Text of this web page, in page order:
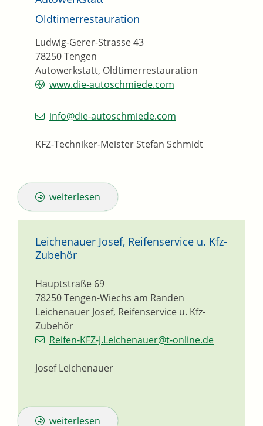
Oldtimerrestauration
Autowerkstatt, Oldtimerrestauration
Ludwig-Gerer-Strasse 43
78250Tengen
www.die-autoschmiede.com
info@die-autoschmiede.com
KFZ-Techniker-MeisterStefan Schmidt
weiterlesen
Leichenauer Josef, Reifenservice u. Kfz-
Zubehör
Leichenauer Josef, Reifenservice u. Kfz-
Zubehör
Hauptstraße 69
78250Tengen-Wiechs am Randen
Reifen-KFZ-J.Leichenauer@t-online.de
Josef Leichenauer
weiterlesen